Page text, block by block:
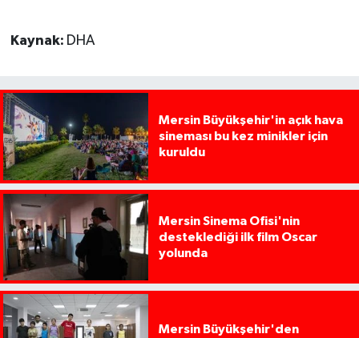
Kaynak: DHA
Mersin Büyükşehir'in açık hava
sineması bu kez minikler için
kuruldu
Mersin Sinema Ofisi'nin
desteklediği ilk film Oscar
yolunda
Mersin Büyükşehir'den